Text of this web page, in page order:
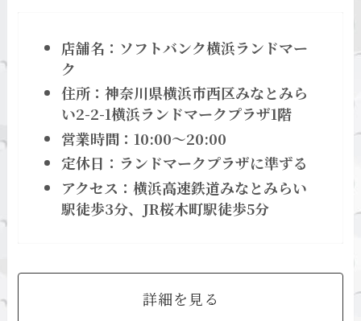
店舗名：ソフトバンク横浜ランドマー
ク
住所：神奈川県横浜市西区みなとみら
い2-2-1横浜ランドマークプラザ1階
営業時間：10:00～20:00
定休日：ランドマークプラザに準ずる
アクセス：横浜高速鉄道みなとみらい
駅徒歩3分、JR桜木町駅徒歩5分
詳細を見る